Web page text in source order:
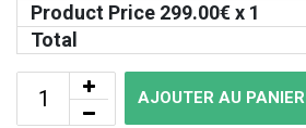
Product Price 299.00€ x 1
Total
AJOUTER AU PANIER